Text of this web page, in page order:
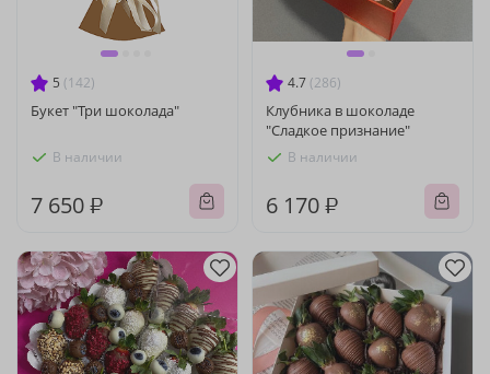
5 (142)
Букет "Три шоколада"
В наличии
7 650 ₽
4.7 (286)
Клубника в шоколаде
"Сладкое признание"
В наличии
6 170 ₽